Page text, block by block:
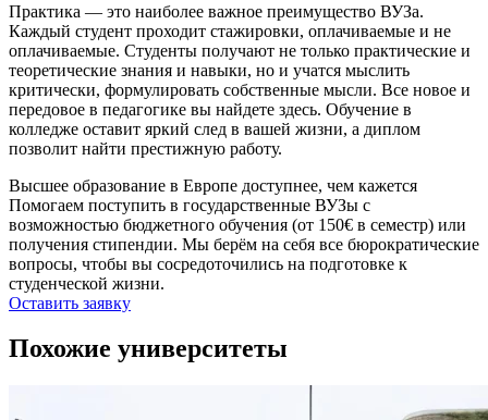
Практика — это наиболее важное преимущество ВУЗа.
Каждый студент проходит стажировки, оплачиваемые и не
оплачиваемые. Студенты получают не только практические и
теоретические знания и навыки, но и учатся мыслить
критически, формулировать собственные мысли. Все новое и
передовое в педагогике вы найдете здесь. Обучение в
колледже оставит яркий след в вашей жизни, а диплом
позволит найти престижную работу.
Высшее образование в Европе доступнее, чем кажется
Помогаем поступить в государственные ВУЗы с
возможностью бюджетного обучения (от 150€ в семестр) или
получения стипендии. Мы берём на себя все бюрократические
вопросы, чтобы вы сосредоточились на подготовке к
студенческой жизни.
Оставить заявку
Похожие университеты